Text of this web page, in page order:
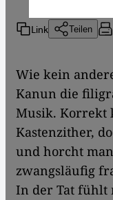
Link Teilen
Wie kein
Kanun die
Musik. Korrekt
Kastenzither,
und horcht
zwangsläufig
In der Tat fühlt